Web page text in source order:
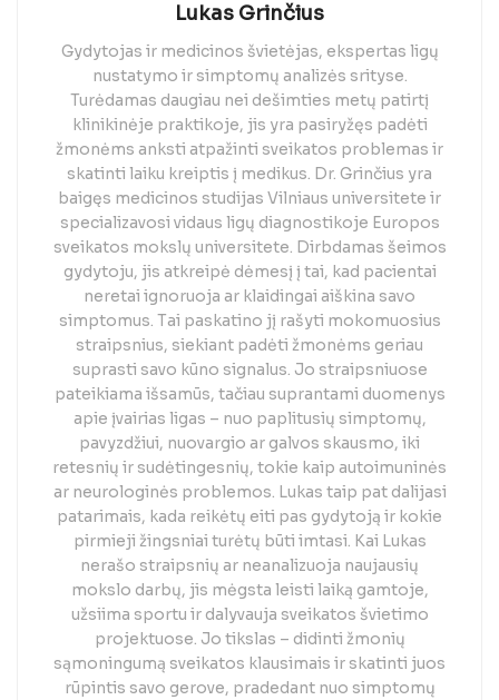
Lukas Grinčius
Gydytojas ir medicinos švietėjas, ekspertas ligų
nustatymo ir simptomų analizės srityse.
Turėdamas daugiau nei dešimties metų patirtį
klinikinėje praktikoje, jis yra pasiryžęs padėti
žmonėms anksti atpažinti sveikatos problemas ir
skatinti laiku kreiptis į medikus. Dr. Grinčius yra
baigęs medicinos studijas Vilniaus universitete ir
specializavosi vidaus ligų diagnostikoje Europos
sveikatos mokslų universitete. Dirbdamas šeimos
gydytoju, jis atkreipė dėmesį į tai, kad pacientai
neretai ignoruoja ar klaidingai aiškina savo
simptomus. Tai paskatino jį rašyti mokomuosius
straipsnius, siekiant padėti žmonėms geriau
suprasti savo kūno signalus. Jo straipsniuose
pateikiama išsamūs, tačiau suprantami duomenys
apie įvairias ligas – nuo paplitusių simptomų,
pavyzdžiui, nuovargio ar galvos skausmo, iki
retesnių ir sudėtingesnių, tokie kaip autoimuninės
ar neurologinės problemos. Lukas taip pat dalijasi
patarimais, kada reikėtų eiti pas gydytoją ir kokie
pirmieji žingsniai turėtų būti imtasi. Kai Lukas
nerašo straipsnių ar neanalizuoja naujausių
mokslo darbų, jis mėgsta leisti laiką gamtoje,
užsiima sportu ir dalyvauja sveikatos švietimo
projektuose. Jo tikslas – didinti žmonių
sąmoningumą sveikatos klausimais ir skatinti juos
rūpintis savo gerove, pradedant nuo simptomų